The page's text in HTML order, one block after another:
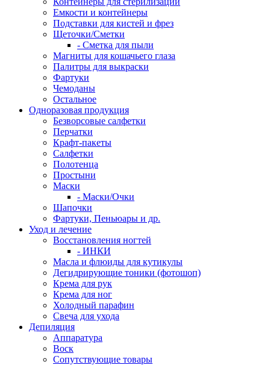
Емкости и контейнеры
Подставки для кистей и фрез
Щеточки/Сметки
- Сметка для пыли
Магниты для кошачьего глаза
Палитры для выкраски
Фартуки
Чемоданы
Остальное
Одноразовая продукция
Безворсовые салфетки
Перчатки
Крафт-пакеты
Салфетки
Полотенца
Простыни
Маски
- Маски/Очки
Шапочки
Фартуки, Пеньюары и др.
Уход и лечение
Восстановления ногтей
- ИНКИ
Масла и флюиды для кутикулы
Дегидрирующие тоники (фотошоп)
Крема для рук
Крема для ног
Холодный парафин
Свеча для ухода
Депиляция
Аппаратура
Воск
Сопутствующие товары